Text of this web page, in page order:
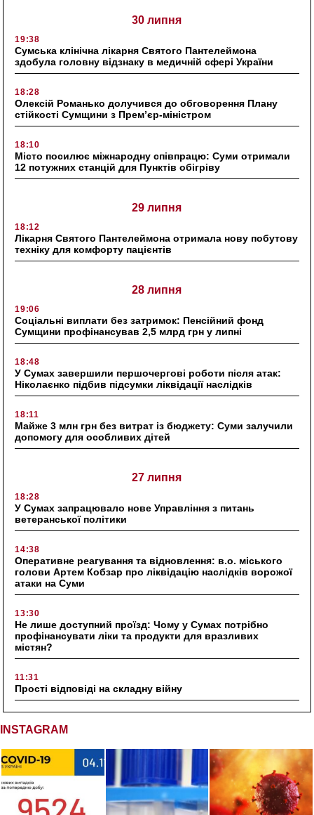
30 липня
19:38
Сумська клінічна лікарня Святого Пантелеймона
здобула головну відзнаку в медичній сфері України
18:28
Олексій Романько долучився до обговорення Плану
стійкості Сумщини з Прем’єр-міністром
18:10
Місто посилює міжнародну співпрацю: Суми отримали
12 потужних станцій для Пунктів обігріву
29 липня
18:12
Лікарня Святого Пантелеймона отримала нову побутову
техніку для комфорту пацієнтів
28 липня
19:06
Соціальні виплати без затримок: Пенсійний фонд
Сумщини профінансував 2,5 млрд грн у липні
18:48
У Сумах завершили першочергові роботи після атак:
Ніколаєнко підбив підсумки ліквідації наслідків
18:11
Майже 3 млн грн без витрат із бюджету: Суми залучили
допомогу для особливих дітей
27 липня
18:28
У Сумах запрацювало нове Управління з питань
ветеранської політики
14:38
Оперативне реагування та відновлення: в.о. міського
голови Артем Кобзар про ліквідацію наслідків ворожої
атаки на Суми
13:30
Не лише доступний проїзд: Чому у Сумах потрібно
профінансувати ліки та продукти для вразливих
містян?
11:31
Прості відповіді на складну війну
INSTAGRAM